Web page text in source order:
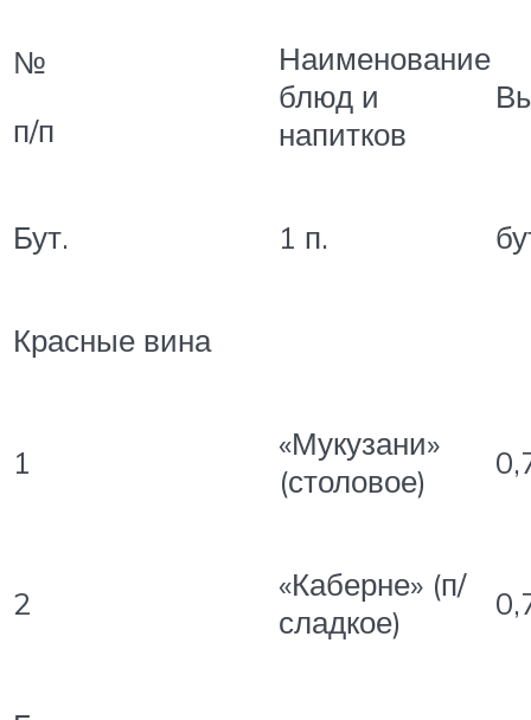
№
п/п
Наименование
блюд и
напитков
Бут. 1 п.
Красные вина
1
«Мукузани»
(столовое)
2
«Каберне» (п/
сладкое)